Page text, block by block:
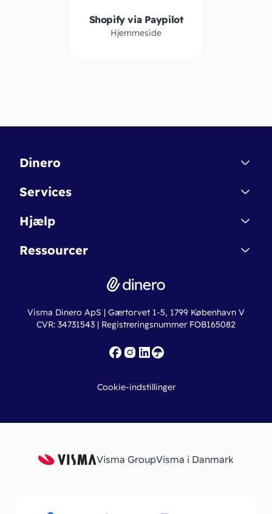
Shopify via Paypilot
Hjemmeside
Dinero
Kontakt
Betingelser & Sikkerhed
Nye funktioner
Services
Dinero Starter
Dinero Pro
Erhvervslån
Fakturaskabeloner
Hjælp
Regnskabsordbogen
Online regnskabskurser
Ressourcer
Ny virksomhed
Iværksætterlegat
Visma Dinero ApS | Gærtorvet 1-5, 1799 København V
CVR: 34731543 | Registreringsnummer FOB165082
Cookie-indstillinger
Visma GroupVisma i Danmark